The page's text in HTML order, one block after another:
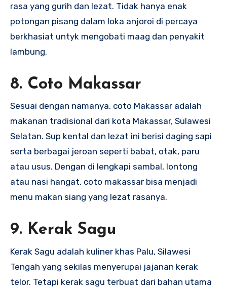
rasa yang gurih dan lezat. Tidak hanya enak
potongan pisang dalam loka anjoroi di percaya
berkhasiat untyk mengobati maag dan penyakit
lambung.
8. Coto Makassar
Sesuai dengan namanya, coto Makassar adalah
makanan tradisional dari kota Makassar, Sulawesi
Selatan. Sup kental dan lezat ini berisi daging sapi
serta berbagai jeroan seperti babat, otak, paru
atau usus. Dengan di lengkapi sambal, lontong
atau nasi hangat, coto makassar bisa menjadi
menu makan siang yang lezat rasanya.
9. Kerak Sagu
Kerak Sagu adalah kuliner khas Palu, Silawesi
Tengah yang sekilas menyerupai jajanan kerak
telor. Tetapi kerak sagu terbuat dari bahan utama